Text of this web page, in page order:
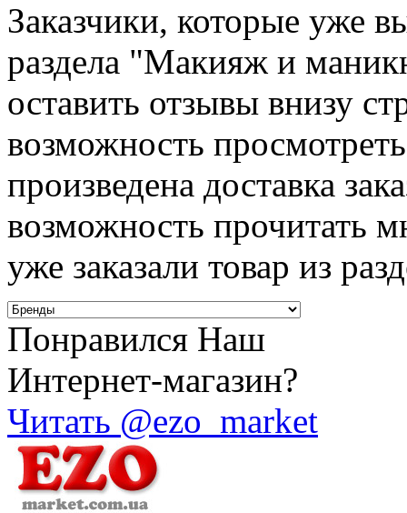
Заказчики, которые уже
раздела "Макияж и
оставить отзывы внизу
возможность
произведена доставка
возможность прочитать
уже заказали товар из
Понравился Наш
Интернет-магазин?
Читать @ezo_market